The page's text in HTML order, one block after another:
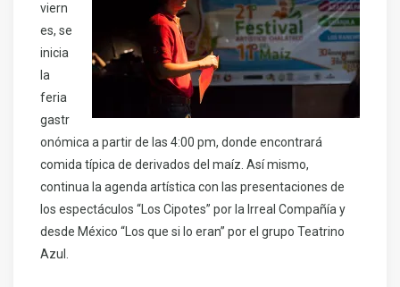
viern
es, se
inicia
la
feria
gastr
onómica a partir de las 4:00 pm, donde encontrará
comida típica de derivados del maíz. Así mismo,
continua la agenda artística con las presentaciones de
los espectáculos “Los Cipotes” por la Irreal Compañía y
desde México “Los que si lo eran” por el grupo Teatrino
Azul.